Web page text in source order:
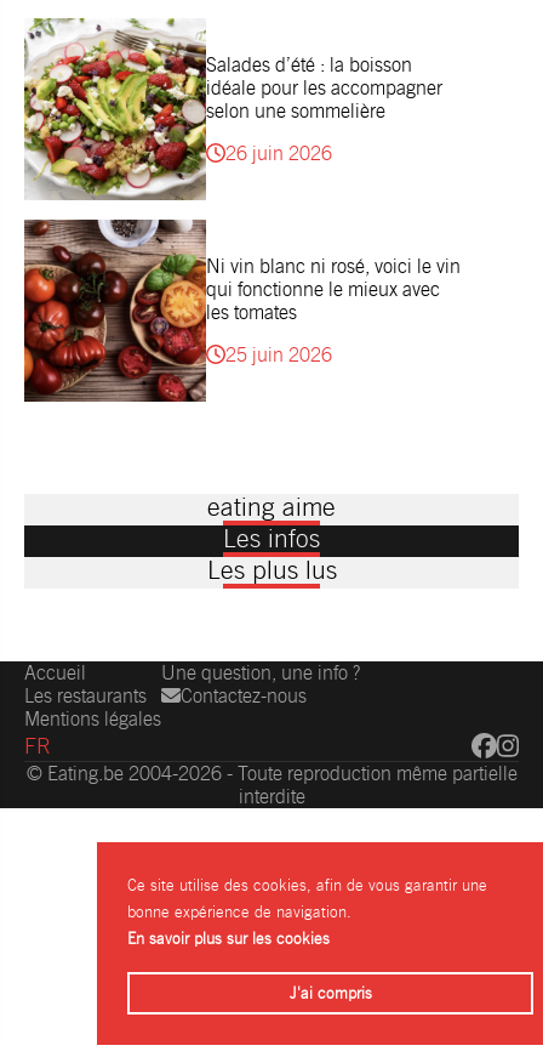
Salades d’été : la boisson
idéale pour les accompagner
selon une sommelière
26 juin 2026
Ni vin blanc ni rosé, voici le vin
qui fonctionne le mieux avec
les tomates
25 juin 2026
eating aime
Les infos
Les plus lus
Accueil
Les restaurants
Mentions légales
Une question, une info ?
Contactez-nous
FR
© Eating.be 2004-2026 - Toute reproduction même partielle
interdite
Ce site utilise des cookies, afin de vous garantir une
bonne expérience de navigation.
En savoir plus sur les cookies
J'ai compris